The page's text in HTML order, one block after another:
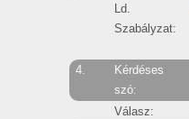
Ld.
Szabályzat:
4.
Kérdéses
szó:
Válasz: